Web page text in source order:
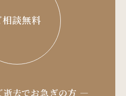
てご利用の場合の当該端
際しての各種設定情報な
ドレス，クッキー情報，
識別情報などの履歴情報
ーザーが当社や提携先の
相談無料
去でお急ぎの方 ―